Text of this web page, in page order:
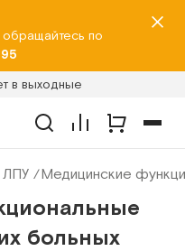
обращайтесь по
в выходные
ЛПУ Медицинские
больных